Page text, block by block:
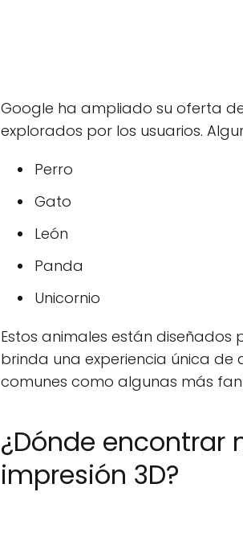
Google ha ampliado su oferta
explorados por los usuarios.
Perro
Gato
León
Panda
Unicornio
Estos animales están diseñados
brinda una experiencia única de
comunes como algunas más
¿Dónde encontrar
impresión 3D?